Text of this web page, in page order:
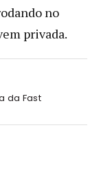
no
privada.
da Fast